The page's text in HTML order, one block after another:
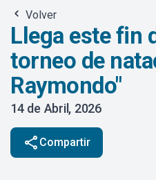
Volver
Llega este fin
torneo de
Raymondo"
14 de Abril, 2026
share Compartir